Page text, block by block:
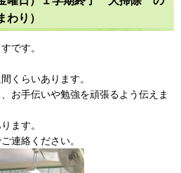
り）
です。
くらいあります。
お手伝いや勉強を頑張るよう伝えま
ます。
連絡ください。